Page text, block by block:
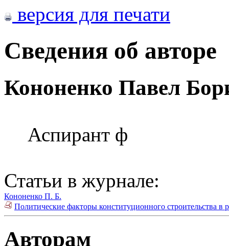
версия для печати
Сведения об авторе
Кононенко Павел
Аспирант ф
Статьи в журнале:
Кононенко П. Б.
Политические факторы конституционного строительства
Авторам